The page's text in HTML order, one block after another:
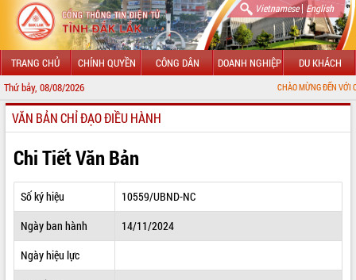
Vietnamese| English
TRANG CHỦ CHÍNH QUYỀN CÔNG DÂN DOANH NGHIỆP DU KHÁCH
Thứ bảy, 08/08/2026 CHÀO MỪNG ĐẾN VỚI CỔNG
GIỚI THIỆU
LÃNH ĐẠO UBND TỈNH
TIN TỨC SỰ KIỆN
SỞ, BAN, NGÀNH
VĂN BẢN CHỈ ĐẠO ĐIỀU HÀNH
Chi Tiết Văn Bản
Số ký hiệu
10559/UBND-NC
Ngày ban hành
14/11/2024
Ngày hiệu lực